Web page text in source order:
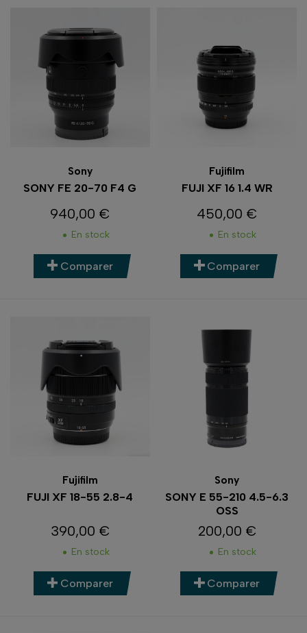
Sony
SONY FE 20-70 F4 G
Prix
940,00 €
En stock
Comparer
Fujifilm
FUJI XF 16 1.4 WR
Prix
450,00 €
En stock
Comparer
Fujifilm
FUJI XF 18-55 2.8-4
Prix
390,00 €
En stock
Comparer
Sony
SONY E 55-210 4.5-6.3
OSS
Prix
200,00 €
En stock
Comparer